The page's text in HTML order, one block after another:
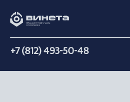
+7 (812) 493-50-48